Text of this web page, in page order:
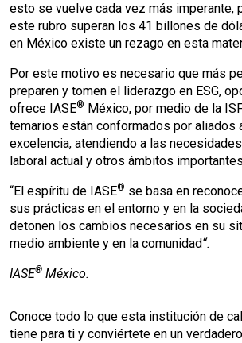
esto se vuelve cada vez más imperante,
este rubro superan los 41 billones de
en México existe un rezago en esta
Por este motivo es necesario que más
preparen y tomen el liderazgo en ESG,
ofrece IASE® México, por medio de la
temarios están conformados por aliados
excelencia, atendiendo a las
laboral actual y otros ámbitos
“El espíritu de IASE® se basa en
sus prácticas en el entorno y en la
detonen los cambios necesarios en su
medio ambiente y en la comunidad“.
IASE® México.
Conoce todo lo que esta institución de
tiene para ti y conviértete en un